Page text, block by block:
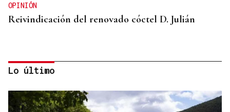
OPINIÓN
Reivindicación del renovado cóctel D. Julián
Lo último